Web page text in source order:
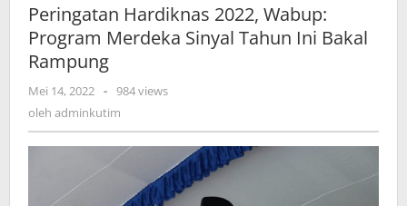
Peringatan Hardiknas 2022, Wabup:
Program Merdeka Sinyal Tahun Ini Bakal
Rampung
Mei 14, 2022 oleh
adminkutim
- 984 views
oleh adminkutim